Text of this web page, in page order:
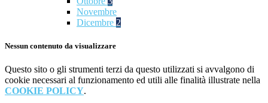
Novembre
Dicembre 2
Nessun contenuto da visualizzare
Questo sito o gli strumenti terzi da questo utilizzati si avvalgono di
cookie necessari al funzionamento ed utili alle finalità illustrate nella
COOKIE POLICY.